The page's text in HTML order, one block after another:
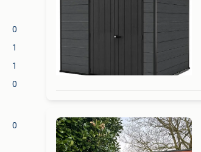
0
1
1
0
0